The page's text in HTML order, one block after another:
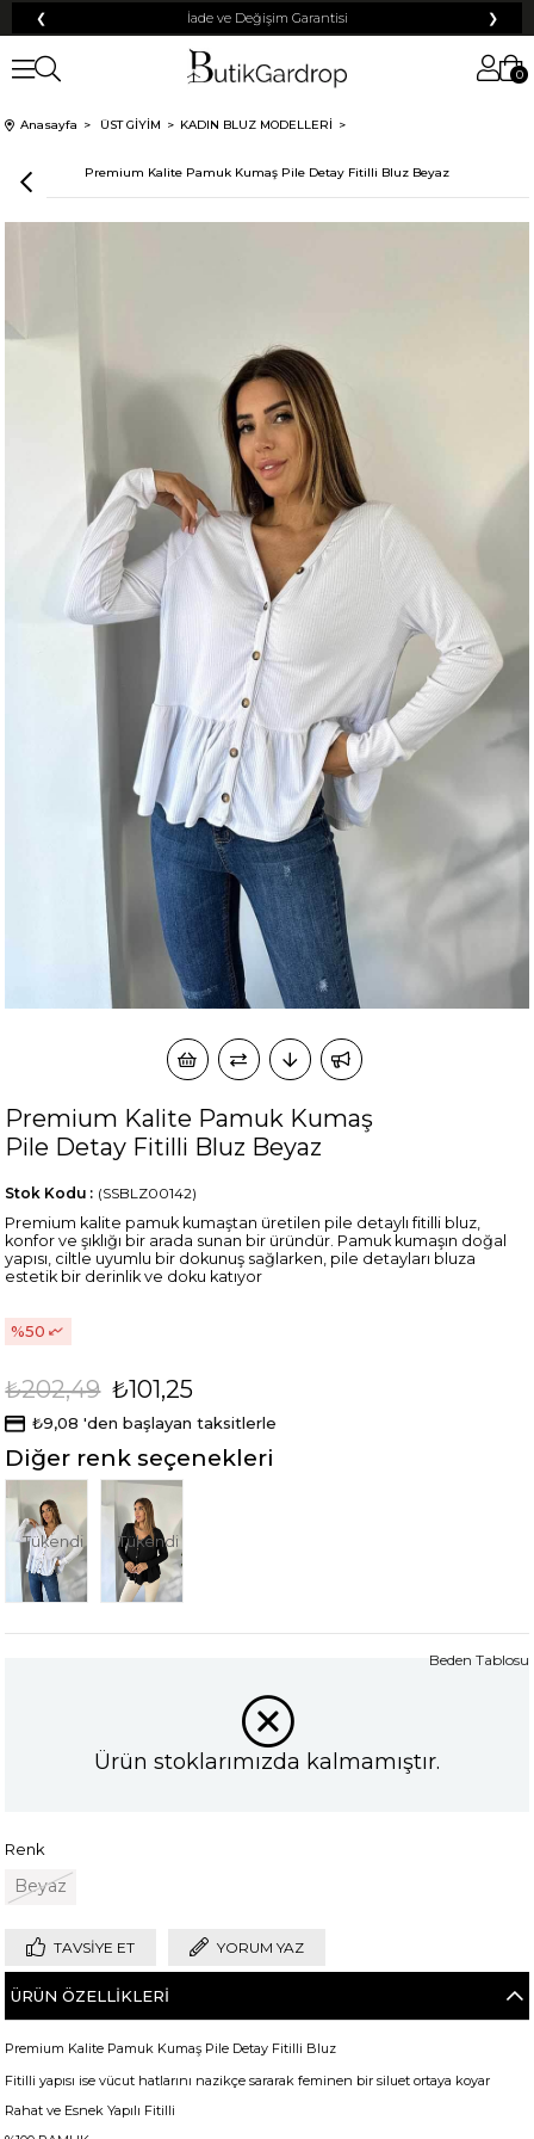
❮ İade ve Değişim Garantisi ❯
0
Anasayfa ÜST GİYİM KADIN BLUZ MODELLERİ
Premium Kalite Pamuk Kumaş Pile Detay Fitilli Bluz Beyaz
Premium Kalite Pamuk Kumaş
Pile Detay Fitilli Bluz Beyaz
(SSBLZ00142)
Stok Kodu
Premium kalite pamuk kumaştan üretilen pile detaylı fitilli bluz,
konfor ve şıklığı bir arada sunan bir üründür. Pamuk kumaşın doğal
yapısı, ciltle uyumlu bir dokunuş sağlarken, pile detayları bluza
estetik bir derinlik ve doku katıyor
50
₺202,49 ₺101,25
₺9,08 'den başlayan taksitlerle
Diğer renk seçenekleri
Tükendi Tükendi
Ürün stoklarımızda kalmamıştır.
Renk
Beyaz
Beden Tablosu
TAVSIYE ET YORUM YAZ
ÜRÜN ÖZELLIKLERI
Premium Kalite Pamuk Kumaş Pile Detay Fitilli Bluz
Fitilli yapısı ise vücut hatlarını nazikçe sararak feminen bir siluet ortaya koyar
Rahat ve Esnek Yapılı Fitilli